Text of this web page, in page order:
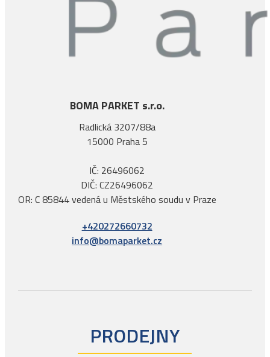
BOMA PARKET s.r.o.
Radlická 3207/88a
15000 Praha 5
IČ: 26496062
DIČ: CZ26496062
OR: C 85844 vedená u Městského soudu v Praze
+420272660732
info@bomaparket.cz
PRODEJNY